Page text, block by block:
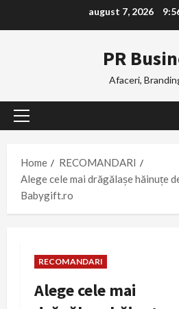
august 7, 2026
PR
Afaceri,
Primary
Home
RECOMANDARI
Alege cele mai drăgălașe hăinuțe
Babygift.ro
RECOMANDARI
Alege cele mai